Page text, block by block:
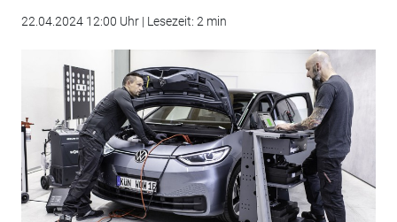
22.04.2024 12:00 Uhr | Lesezeit: 2 min